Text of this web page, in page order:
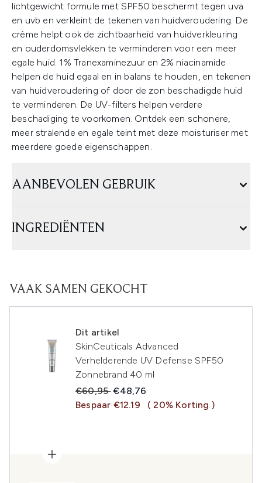
lichtgewicht formule met SPF50 beschermt tegen uva
en uvb en verkleint de tekenen van huidveroudering. De
crème helpt ook de zichtbaarheid van huidverkleuring
en ouderdomsvlekken te verminderen voor een meer
egale huid. 1% Tranexaminezuur en 2% niacinamide
helpen de huid egaal en in balans te houden, en tekenen
van huidveroudering of door de zon beschadigde huid
te verminderen. De UV-filters helpen verdere
beschadiging te voorkomen. Ontdek een schonere,
meer stralende en egale teint met deze moisturiser met
meerdere goede eigenschappen.
AANBEVOLEN GEBRUIK
INGREDIËNTEN
VAAK SAMEN GEKOCHT
Dit artikel
SkinCeuticals Advanced
Verhelderende UV Defense SPF50
Zonnebrand 40 ml
Recommended Retail Price:
€60,95Huidige prijs:
€48,76
Bespaar €12.19
( 20% Korting )